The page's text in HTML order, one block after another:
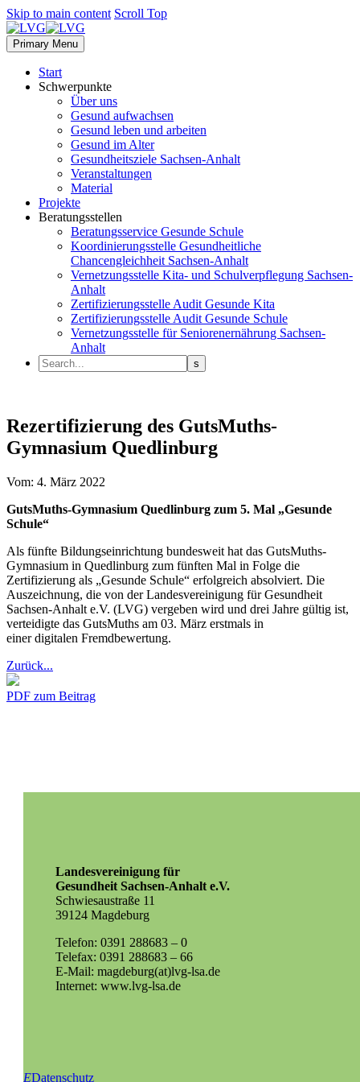
Skip to main content Scroll Top
Primary Menu
Start
Schwerpunkte
Über uns
Gesund aufwachsen
Gesund leben und arbeiten
Gesund im Alter
Gesundheitsziele Sachsen-Anhalt
Veranstaltungen
Material
Projekte
Beratungsstellen
Beratungsservice Gesunde Schule
Koordinierungsstelle Gesundheitliche
Chancengleichheit Sachsen-Anhalt
Vernetzungsstelle Kita- und Schulverpflegung Sachsen-
Anhalt
Zertifizierungsstelle Audit Gesunde Kita
Zertifizierungsstelle Audit Gesunde Schule
Vernetzungsstelle für Seniorenernährung Sachsen-
Anhalt
Rezertifizierung des GutsMuths-
Gymnasium Quedlinburg
Vom: 4. März 2022
GutsMuths-Gymnasium Quedlinburg zum 5. Mal „Gesunde
Schule“
Als fünfte Bildungseinrichtung bundesweit hat das GutsMuths-
Gymnasium in Quedlinburg zum fünften Mal in Folge die
Zertifizierung als „Gesunde Schule“ erfolgreich absolviert. Die
Auszeichnung, die von der Landesvereinigung für Gesundheit
Sachsen-Anhalt e.V. (LVG) vergeben wird und drei Jahre gültig ist,
verteidigte das GutsMuths am 03. März erstmals in
einer digitalen Fremdbewertung.
Zurück...
PDF zum Beitrag
Landesvereinigung für
Gesundheit Sachsen-Anhalt e.V.
Schwiesaustraße 11
39124 Magdeburg
Telefon: 0391 288683 – 0
Telefax: 0391 288683 – 66
E-Mail: magdeburg(at)lvg-lsa.de
Internet: www.lvg-lsa.de
EDatenschutz